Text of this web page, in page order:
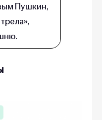
Пушкин,